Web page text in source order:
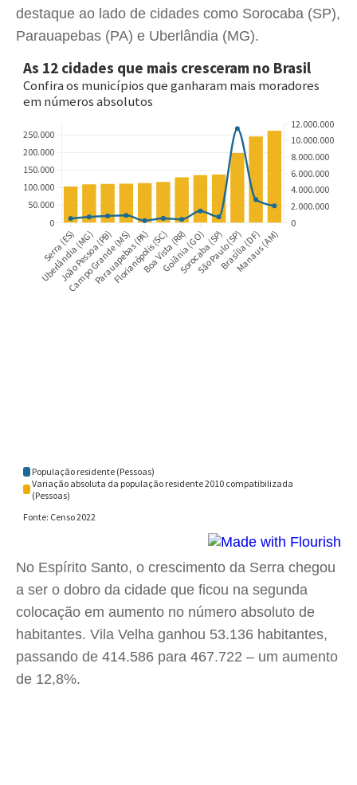
destaque ao lado de cidades como Sorocaba (SP),
Parauapebas (PA) e Uberlândia (MG).
No Espírito Santo, o crescimento da Serra chegou
a ser o dobro da cidade que ficou na segunda
colocação em aumento no número absoluto de
habitantes. Vila Velha ganhou 53.136 habitantes,
passando de 414.586 para 467.722 – um aumento
de 12,8%.